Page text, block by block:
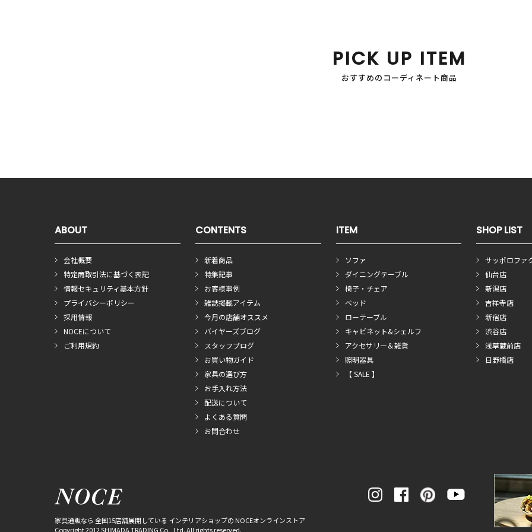
PICK UP ITEM
おすすめのコーディネート商品
ABOUT
会社概要
特定商取引法に基づく表記
情報セキュリティ基本方針
プライバシーポリシー
採用情報
NOCEについて
ご利用規約
CONTENTS
新着商品
特集記事
お客様事例
雑誌掲載アイテム
今月の店舗オススメ
バイヤーズブログ
スタッフブログ
お買い物ガイド
家具の選び方
お手入れ方法
配送について
よくある質問
お問合わせ
ITEM
ソファ
ダイニングテーブル
椅子・チェア
ベッド
ローテーブル
キャビネット&シェルフ
アクセサリー＆雑貨
照明器具
【 SALE 】
SHOP LIST
サッポロファ
仙台店
新潟店
吉祥寺店
新宿店
渋谷店
浅草蔵前店
日野橋店
家具通販なら 全国15店舗展開している インテリアショップの NOCEオンラインストア
Copyright 2012 SHIMADA TRADING Co., Ltd. All rights reserved.